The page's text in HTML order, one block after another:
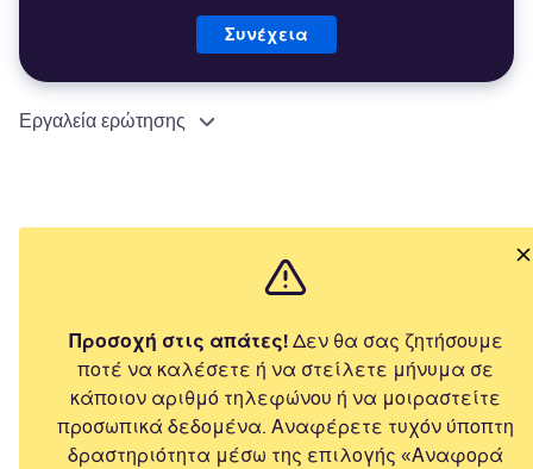
Συνέχεια
Εργαλεία ερώτησης
Προσοχή στις απάτες!Δεν θα σας ζητήσουμε
ποτέ να καλέσετε ή να στείλετε μήνυμα σε
κάποιον αριθμό τηλεφώνου ή να μοιραστείτε
προσωπικά δεδομένα. Αναφέρετε τυχόν ύποπτη
δραστηριότητα μέσω της επιλογής «Αναφορά